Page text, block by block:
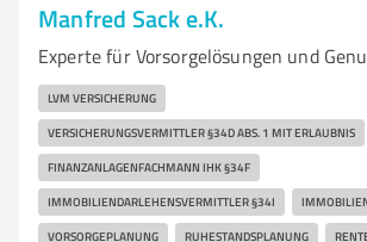
Manfred Sack e.K.
Experte für Vorsorgelösungen und
LVM VERSICHERUNG
VERSICHERUNGSVERMITTLER §34D ABS. 1 MIT ERLAUBNIS
FINANZANLAGENFACHMANN IHK §34F
IMMOBILIENDARLEHENSVERMITTLER §34I
VORSORGEPLANUNG RUHESTANDSPLANUNG